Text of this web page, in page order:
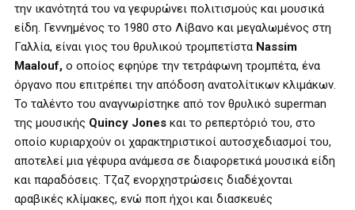
την ικανότητά του να γεφυρώνει πολιτισμούς και μουσικά
είδη. Γεννημένος το 1980 στο Λίβανο και μεγαλωμένος στη
Γαλλία, είναι γιος του θρυλικού τρομπετίστα Nassim
Maalouf, ο οποίος εφηύρε την τετράφωνη τρομπέτα, ένα
όργανο που επιτρέπει την απόδοση ανατολίτικων κλιμάκων.
Το ταλέντο του αναγνωρίστηκε από τον θρυλικό superman
της μουσικής Quincy Jones και το ρεπερτόριό του, στο
οποίο κυριαρχούν οι χαρακτηριστικοί αυτοσχεδιασμοί του,
αποτελεί μια γέφυρα ανάμεσα σε διαφορετικά μουσικά είδη
και παραδόσεις. Τζαζ ενορχηστρώσεις διαδέχονται
αραβικές κλίμακες, ενώ ποπ ήχοι και διασκευές